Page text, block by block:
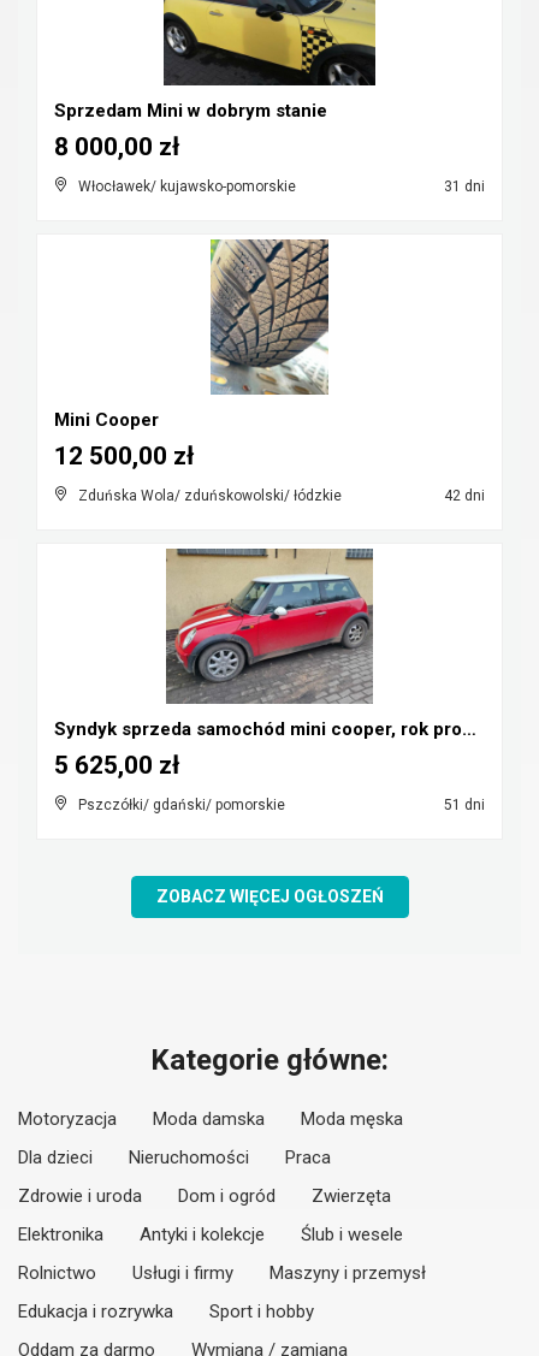
Sprzedam Mini w dobrym stanie
Włocławek/ kujawsko-pomorskie 31 dni
8 000,00 zł
Mini Cooper
Zduńska Wola/ zduńskowolski/ łódzkie 42 dni
12 500,00 zł
Syndyk sprzeda samochód mini cooper, rok prod. 200...
Pszczółki/ gdański/ pomorskie 51 dni
5 625,00 zł
ZOBACZ WIĘCEJ OGŁOSZEŃ
Kategorie główne:
Motoryzacja Moda damska
Moda męska
Dla dzieci
Nieruchomości
Praca
Zdrowie i uroda
Dom i ogród
Zwierzęta
Elektronika
Antyki i kolekcje
Ślub i wesele
Rolnictwo
Usługi i firmy
Maszyny i przemysł
Edukacja i rozrywka
Sport i hobby
Oddam za darmo
Wymiana / zamiana